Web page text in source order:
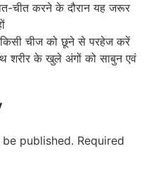
चीत करने के दौरान यह जरूर
चीज को छूने से परहेज करें
शरीर के खुले अंगों को साबुन एवं
published. Required